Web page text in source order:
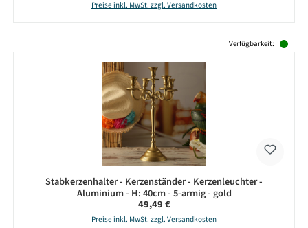
Preise inkl. MwSt. zzgl. Versandkosten
Verfügbarkeit:
Stabkerzenhalter - Kerzenständer - Kerzenleuchter -
Aluminium - H: 40cm - 5-armig - gold
Regulärer Preis:
49,49 €
Preise inkl. MwSt. zzgl. Versandkosten